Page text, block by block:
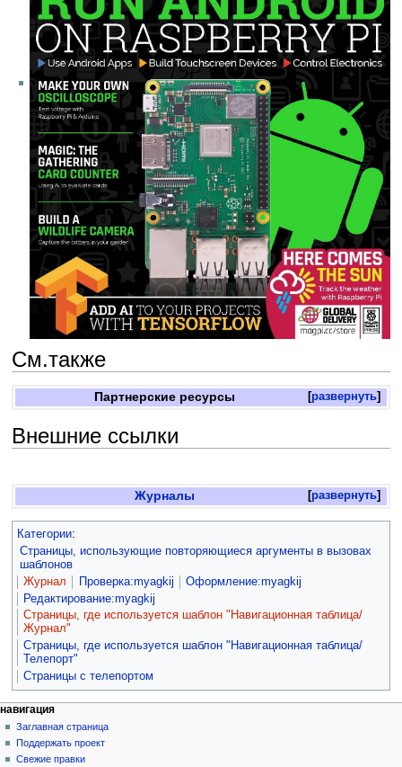
См.также
развернуть
Партнерские ресурсы
Внешние ссылки
развернуть
Журналы
Категории:
Страницы, использующие повторяющиеся аргументы в вызовах
шаблонов
Журнал
Проверка:myagkij
Оформление:myagkij
Редактирование:myagkij
Страницы, где используется шаблон "Навигационная таблица/
Журнал"
Страницы, где используется шаблон "Навигационная таблица/
Телепорт"
Страницы с телепортом
навигация
Заглавная страница
Поддержать проект
Свежие правки